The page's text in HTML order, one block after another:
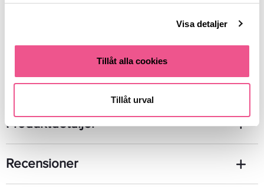
Visa detaljer
Tillåt alla cookies
Tillåt urval
Produktdetaljer
Recensioner